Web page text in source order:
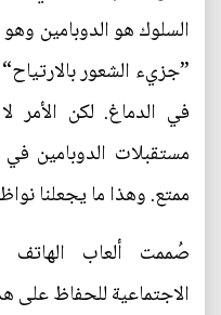
السلوك هو الدوبامين
”جزيء الشعور
في الدماغ. لكن الأمر
مستقبلات الدوبامين
ممتع. وهذا ما يجعلنا
صُممت ألعاب الهاتف
الاجتماعية للحفاظ على